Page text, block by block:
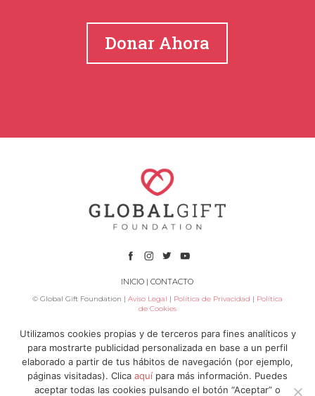
Donar Ahora
INICIO |CONTACTO
© Global Gift Foundation | Aviso Legal | Política de Privacidad | Política
de Cookies
Subvenciona
Utilizamos cookies propias y de terceros para fines analíticos y
para mostrarte publicidad personalizada en base a un perfil
elaborado a partir de tus hábitos de navegación (por ejemplo,
páginas visitadas). Clica aquí para más información. Puedes
aceptar todas las cookies pulsando el botón “Aceptar” o